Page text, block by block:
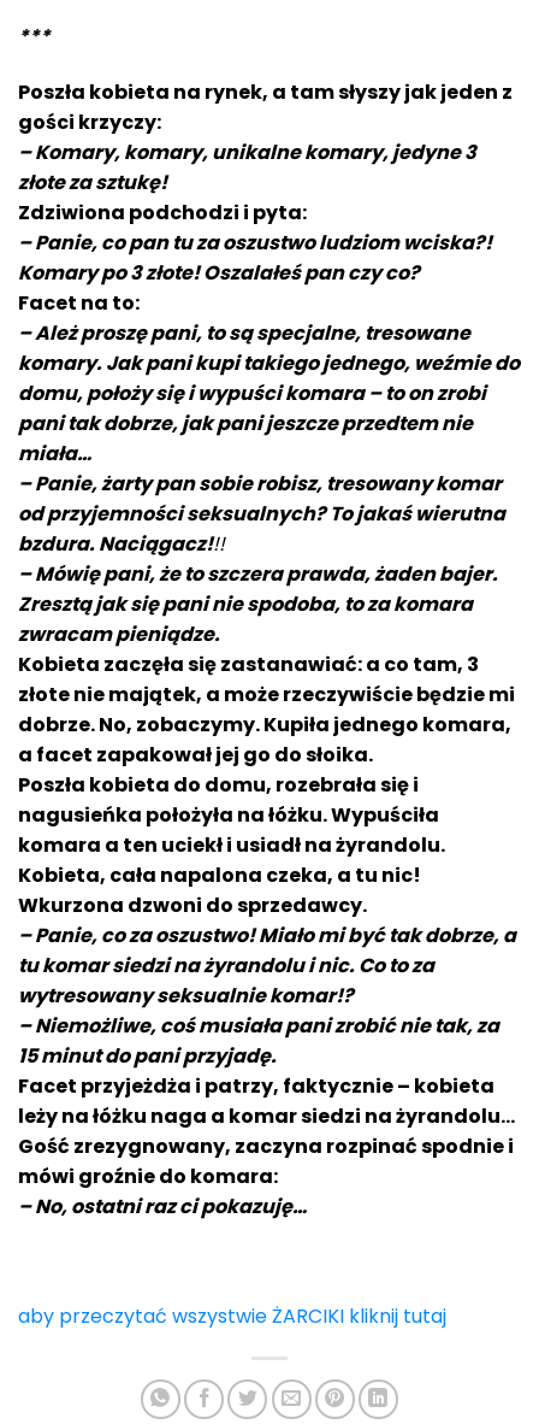
***
Poszła kobieta na rynek, a tam słyszy jak jeden z
gości krzyczy:
– Komary, komary, unikalne komary, jedyne 3
złote za sztukę!
Zdziwiona podchodzi i pyta:
– Panie, co pan tu za oszustwo ludziom wciska?!
Komary po 3 złote! Oszalałeś pan czy co?
Facet na to:
– Ależ proszę pani, to są specjalne, tresowane
komary. Jak pani kupi takiego jednego, weźmie do
domu, położy się i wypuści komara – to on zrobi
pani tak dobrze, jak pani jeszcze przedtem nie
miała…
– Panie, żarty pan sobie robisz, tresowany komar
od przyjemnościseksualnych? To jakaś wierutna
bzdura. Naciągacz!!!
– Mówię pani, że to szczera prawda, żaden bajer.
Zresztą jak się pani nie spodoba, to za komara
zwracam pieniądze.
Kobieta zaczęła się zastanawiać: a co tam, 3
złote nie majątek, a może rzeczywiściebędzie mi
dobrze.No, zobaczymy. Kupiła jednego komara,
a facet zapakował jej go do słoika.
Poszła kobieta do domu, rozebrała się i
nagusieńka położyła na łóżku. Wypuściła
komara a ten uciekł i usiadł na żyrandolu.
Kobieta, cała napalona czeka, a tu nic!
Wkurzona dzwoni do sprzedawcy.
– Panie, co za oszustwo! Miało mi być tak dobrze, a
tu komar siedzi na żyrandolu i nic. Co to za
wytresowany seksualnie komar!?
– Niemożliwe, coś musiała pani zrobić nie tak, za
15 minut do pani przyjadę.
Facet przyjeżdża i patrzy, faktycznie – kobieta
leży na łóżku naga a komar siedzi na żyrandolu…
Gość zrezygnowany, zaczyna rozpinać spodnie i
mówi groźnie do komara:
– No, ostatni raz ci pokazuję…
aby przeczytać wszystwie ŻARCIKI kliknij tutaj